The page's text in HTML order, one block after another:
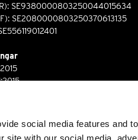
social media features and
SE9380000803250044015634
SE2080000803250370613135